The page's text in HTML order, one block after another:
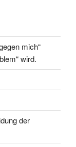
mich“
wird.
der